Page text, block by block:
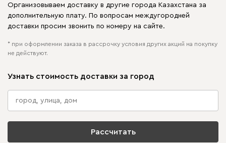
Организовываем доставку в другие города Казахстана за
дополнительную плату. По вопросам междугородней
доставки просим звонить по номеру на сайте.
* при оформлении заказа в рассрочку условия других акций на покупку
не действуют.
Узнать стоимость доставки за город
Рассчитать